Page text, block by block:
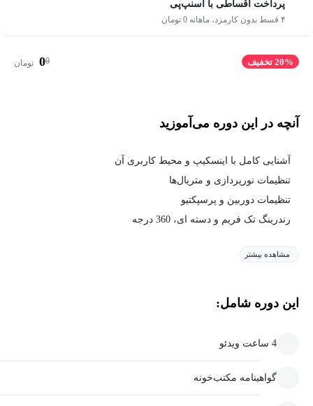
پرداخت اقساطی با اسنپ‌پی
۴ قسط بدون کارمزد، ماهانه 0 تومان
20% تخفیف 0
0 تومان
آنچه در این دوره می‌آموزید
آشنایی کامل با اینسکیپ و محیط کاربری آن
تنظیمات نورپردازی و متریال‌ها
تنظیمات دوربین و پرسپکتیو
رندرینگ تک فریم و دسته ای، 360 درجه
مشاهده بیشتر
این دوره شامل:
4 ساعت ویدئو
گواهینامه مکتب‌خونه